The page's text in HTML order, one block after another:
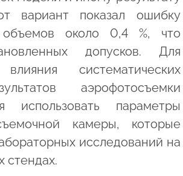
вариант показал ошибку
объемов около 0,4 %, что
допусков. Для
систематических
аэрофотосъемки
использовать параметры
камеры, которые
исследований на
стендах.